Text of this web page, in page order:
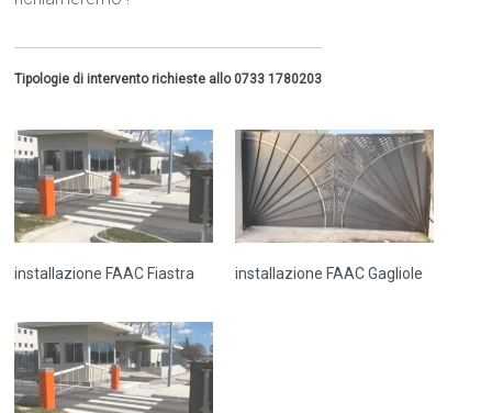
Tipologie di intervento richieste allo 0733 1780203
installazione FAAC Fiastra installazione FAAC Gagliole